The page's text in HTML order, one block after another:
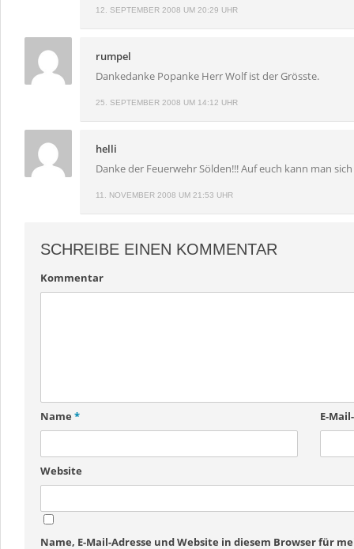
12. SEPTEMBER 2008 UM 20:29 UHR
rumpel
25. SEPTEMBER 2008 UM 14:12 UHR
Dankedanke Popanke Herr Wolf ist der Grösste.
helli
11. NOVEMBER 2008 UM 21:53 UHR
Danke der Feuerwehr Sölden!!! Auf euch kann man
SCHREIBE EINEN KOMMENTAR
Kommentar
Name * E-
Website
Name, E-Mail-Adresse und Website in diesem Browser für